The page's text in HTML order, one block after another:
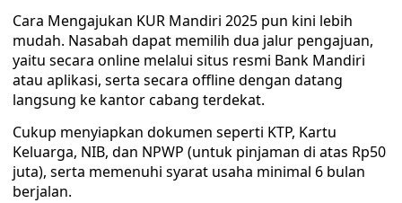
Cara Mengajukan KUR Mandiri 2025 pun kini lebih
mudah. Nasabah dapat memilih dua jalur pengajuan,
yaitu secara online melalui situs resmi Bank Mandiri
atau aplikasi, serta secara offline dengan datang
langsung ke kantor cabang terdekat.
Cukup menyiapkan dokumen seperti KTP, Kartu
Keluarga, NIB, dan NPWP (untuk pinjaman di atas Rp50
juta), serta memenuhi syarat usaha minimal 6 bulan
berjalan.